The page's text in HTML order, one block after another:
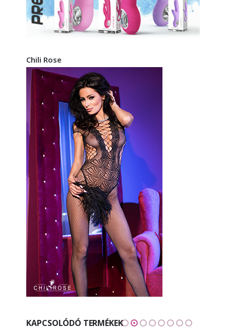
Chili Rose
KAPCSOLÓDÓ TERMÉKEK